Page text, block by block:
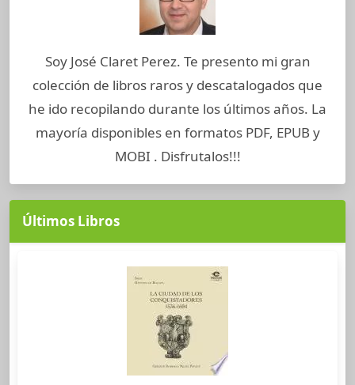
Soy José Claret Perez. Te presento mi gran
colección de libros raros y descatalogados que
he ido recopilando durante los últimos años. La
mayoría disponibles en formatos PDF, EPUB y
MOBI . Disfrutalos!!!
Últimos Libros